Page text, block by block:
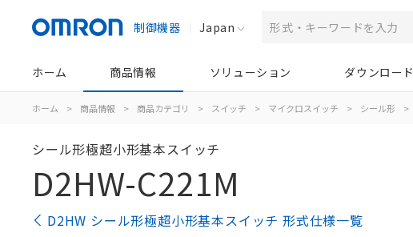
制御機器 Japan
ホーム 商品情報 ソリューション ダウンロード
ホーム > 商品情報 > 商品カテゴリ > スイッチ > マイクロスイッチ > シール形 >
シール形極超小形基本スイッチ
D2HW-C221M
D2HW シール形極超小形基本スイッチ 形式仕様一覧